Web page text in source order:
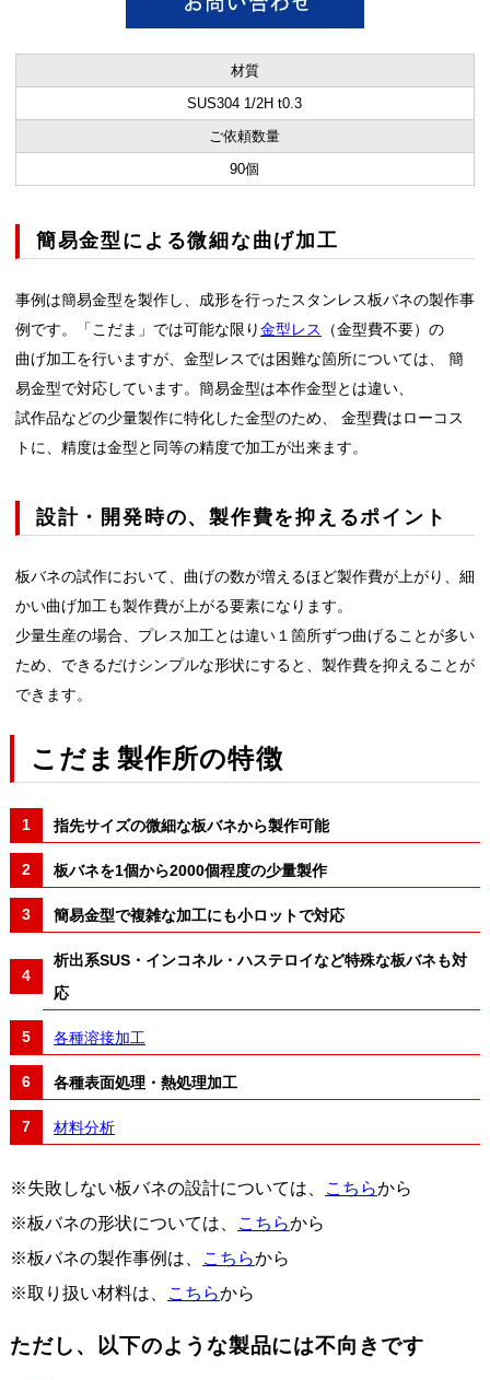
材質
SUS304 1/2H t0.3
ご依頼数量
90個
簡易金型による微細な曲げ加工
事例は簡易金型を製作し、成形を行ったスタンレス板バネの製作事
例です。「こだま」では可能な限り 金型レス
（金型費不要）の
曲げ加工を行いますが、金型レスでは困難な箇所については、 簡
易金型で対応しています。簡易金型は本作金型とは違い、
試作品などの少量製作に特化した金型のため、 金型費はローコス
トに、精度は金型と同等の精度で加工が出来ます。
設計・開発時の、製作費を抑えるポイント
板バネの試作において、曲げの数が増えるほど製作費が上がり、細
かい曲げ加工も製作費が上がる要素になります。
少量生産の場合、プレス加工とは違い１箇所ずつ曲げることが多い
ため、できるだけシンプルな形状にすると、製作費を抑えることが
できます。
こだま製作所の特徴
指先サイズの微細な板バネから製作可能
板バネを1個から2000個程度の少量製作
簡易金型で複雑な加工にも小ロットで対応
析出系SUS・インコネル・ハステロイなど特殊な板バネも対
応
各種溶接加工
各種表面処理・熱処理加工
材料分析
※失敗しない板バネの設計については、 こちらから
※板バネの形状については、
こちらから
※板バネの製作事例は、
こちらから
※取り扱い材料は、
こちらから
ただし、以下のような製品には不向きです